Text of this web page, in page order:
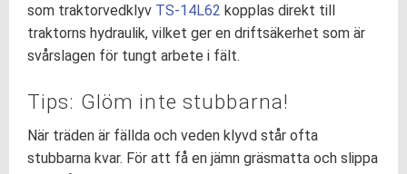
som traktorvedklyv TS-14L62 kopplas direkt till
traktorns hydraulik, vilket ger en driftsäkerhet som är
svårslagen för tungt arbete i fält.
Tips: Glöm inte stubbarna!
När träden är fällda och veden klyvd står ofta
stubbarna kvar. För att få en jämn gräsmatta och slippa